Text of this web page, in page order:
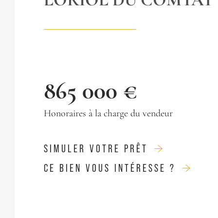
865 000 €
Honoraires à la charge du vendeur
SIMULER VOTRE PRÊT
CE BIEN VOUS INTÉRESSE ?